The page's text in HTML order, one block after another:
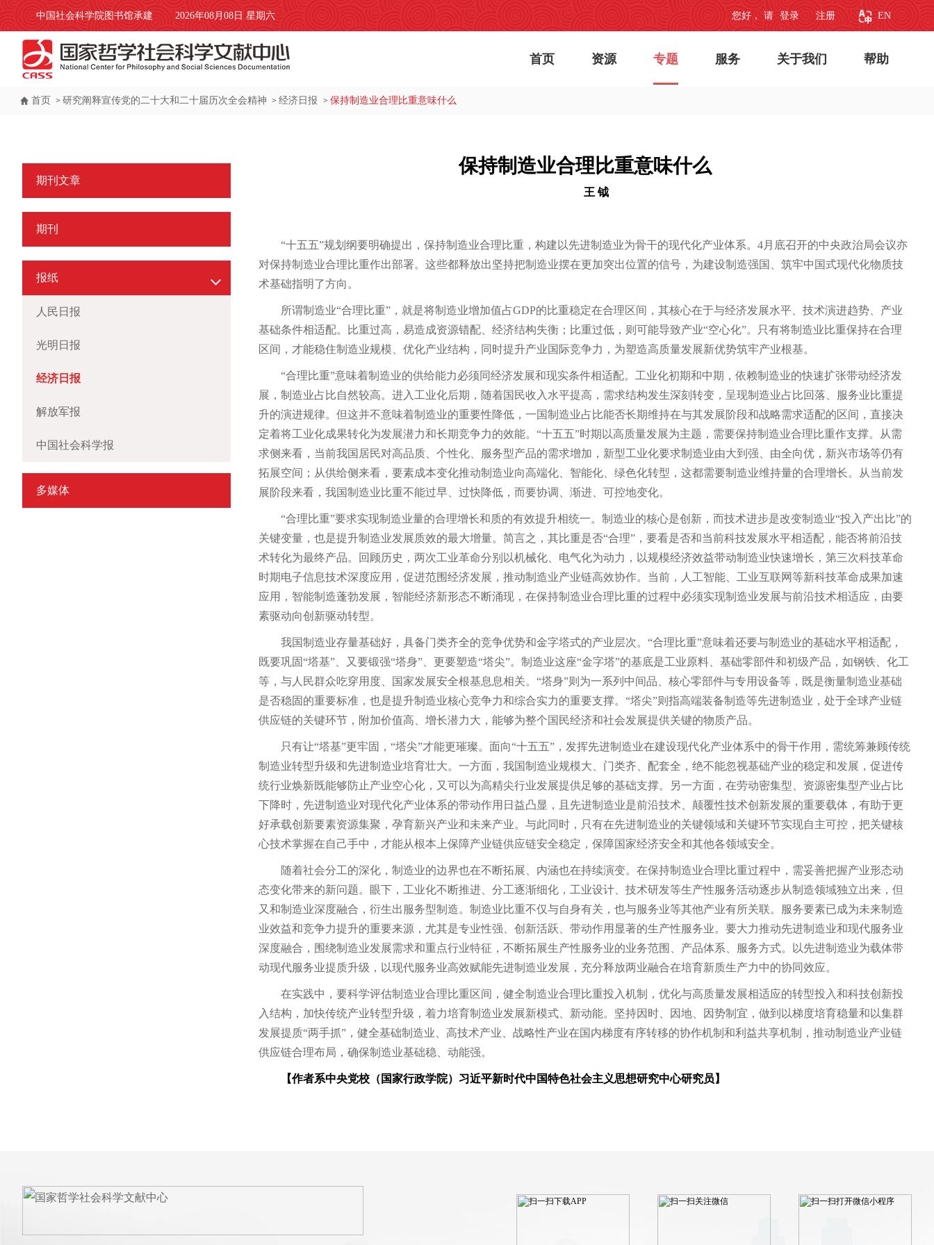
您好， 请 登录 注册 EN
2026年08月08日 星期六
中国社会科学院图书馆承建
首页 资源 专题 服务 关于我们 帮助
首页 > 研究阐释宣传党的二十大和二十届历次全会精神 > 经济日报 > 保持制造业合理比重意味什么
期刊文章
期刊
报纸
人民日报
光明日报
经济日报
解放军报
中国社会科学报
多媒体
保持制造业合理比重意味什么
王 钺
“十五五”规划纲要明确提出，保持制造业合理比重，构建以先进制造业为骨干的现代化产业体系。4月底召开的中央政治局会议亦
对保持制造业合理比重作出部署。这些都释放出坚持把制造业摆在更加突出位置的信号，为建设制造强国、筑牢中国式现代化物质技
术基础指明了方向。
所谓制造业“合理比重”，就是将制造业增加值占GDP的比重稳定在合理区间，其核心在于与经济发展水平、技术演进趋势、产业
基础条件相适配。比重过高，易造成资源错配、经济结构失衡；比重过低，则可能导致产业“空心化”。只有将制造业比重保持在合理
区间，才能稳住制造业规模、优化产业结构，同时提升产业国际竞争力，为塑造高质量发展新优势筑牢产业根基。
“合理比重”意味着制造业的供给能力必须同经济发展和现实条件相适配。工业化初期和中期，依赖制造业的快速扩张带动经济发
展，制造业占比自然较高。进入工业化后期，随着国民收入水平提高，需求结构发生深刻转变，呈现制造业占比回落、服务业比重提
升的演进规律。但这并不意味着制造业的重要性降低，一国制造业占比能否长期维持在与其发展阶段和战略需求适配的区间，直接决
定着将工业化成果转化为发展潜力和长期竞争力的效能。“十五五”时期以高质量发展为主题，需要保持制造业合理比重作支撑。从需
求侧来看，当前我国居民对高品质、个性化、服务型产品的需求增加，新型工业化要求制造业由大到强、由全向优，新兴市场等仍有
拓展空间；从供给侧来看，要素成本变化推动制造业向高端化、智能化、绿色化转型，这都需要制造业维持量的合理增长。从当前发
展阶段来看，我国制造业比重不能过早、过快降低，而要协调、渐进、可控地变化。
“合理比重”要求实现制造业量的合理增长和质的有效提升相统一。制造业的核心是创新，而技术进步是改变制造业“投入产出比”的
关键变量，也是提升制造业发展质效的最大增量。简言之，其比重是否“合理”，要看是否和当前科技发展水平相适配，能否将前沿技
术转化为最终产品。回顾历史，两次工业革命分别以机械化、电气化为动力，以规模经济效益带动制造业快速增长，第三次科技革命
时期电子信息技术深度应用，促进范围经济发展，推动制造业产业链高效协作。当前，人工智能、工业互联网等新科技革命成果加速
应用，智能制造蓬勃发展，智能经济新形态不断涌现，在保持制造业合理比重的过程中必须实现制造业发展与前沿技术相适应，由要
素驱动向创新驱动转型。
我国制造业存量基础好，具备门类齐全的竞争优势和金字塔式的产业层次。“合理比重”意味着还要与制造业的基础水平相适配，
既要巩固“塔基”、又要锻强“塔身”、更要塑造“塔尖”。制造业这座“金字塔”的基底是工业原料、基础零部件和初级产品，如钢铁、化工
等，与人民群众吃穿用度、国家发展安全根基息息相关。“塔身”则为一系列中间品、核心零部件与专用设备等，既是衡量制造业基础
是否稳固的重要标准，也是提升制造业核心竞争力和综合实力的重要支撑。“塔尖”则指高端装备制造等先进制造业，处于全球产业链
供应链的关键环节，附加价值高、增长潜力大，能够为整个国民经济和社会发展提供关键的物质产品。
只有让“塔基”更牢固，“塔尖”才能更璀璨。面向“十五五”，发挥先进制造业在建设现代化产业体系中的骨干作用，需统筹兼顾传统
制造业转型升级和先进制造业培育壮大。一方面，我国制造业规模大、门类齐、配套全，绝不能忽视基础产业的稳定和发展，促进传
统行业焕新既能够防止产业空心化，又可以为高精尖行业发展提供足够的基础支撑。另一方面，在劳动密集型、资源密集型产业占比
下降时，先进制造业对现代化产业体系的带动作用日益凸显，且先进制造业是前沿技术、颠覆性技术创新发展的重要载体，有助于更
好承载创新要素资源集聚，孕育新兴产业和未来产业。与此同时，只有在先进制造业的关键领域和关键环节实现自主可控，把关键核
心技术掌握在自己手中，才能从根本上保障产业链供应链安全稳定，保障国家经济安全和其他各领域安全。
随着社会分工的深化，制造业的边界也在不断拓展、内涵也在持续演变。在保持制造业合理比重过程中，需妥善把握产业形态动
态变化带来的新问题。眼下，工业化不断推进、分工逐渐细化，工业设计、技术研发等生产性服务活动逐步从制造领域独立出来，但
又和制造业深度融合，衍生出服务型制造。制造业比重不仅与自身有关，也与服务业等其他产业有所关联。服务要素已成为未来制造
业效益和竞争力提升的重要来源，尤其是专业性强、创新活跃、带动作用显著的生产性服务业。要大力推动先进制造业和现代服务业
深度融合，围绕制造业发展需求和重点行业特征，不断拓展生产性服务业的业务范围、产品体系、服务方式。以先进制造业为载体带
动现代服务业提质升级，以现代服务业高效赋能先进制造业发展，充分释放两业融合在培育新质生产力中的协同效应。
在实践中，要科学评估制造业合理比重区间，健全制造业合理比重投入机制，优化与高质量发展相适应的转型投入和科技创新投
入结构，加快传统产业转型升级，着力培育制造业发展新模式、新动能。坚持因时、因地、因势制宜，做到以梯度培育稳量和以集群
发展提质“两手抓”，健全基础制造业、高技术产业、战略性产业在国内梯度有序转移的协作机制和利益共享机制，推动制造业产业链
供应链合理布局，确保制造业基础稳、动能强。
【作者系中央党校（国家行政学院）习近平新时代中国特色社会主义思想研究中心研究员】